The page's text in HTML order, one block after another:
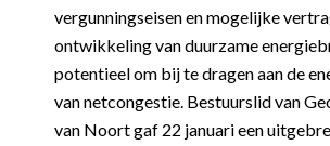
vergunningseisen en mogelijke
ontwikkeling van duurzame
potentieel om bij te dragen aan de
van netcongestie. Bestuurslid van
van Noort gaf 22 januari een